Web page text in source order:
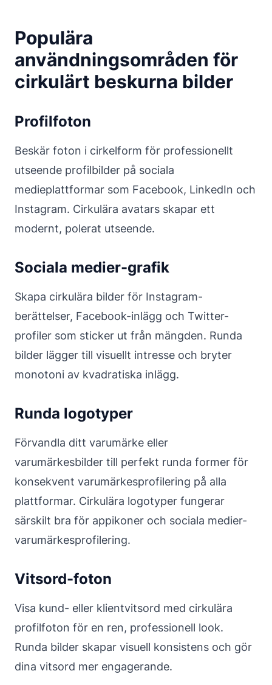
Populära
användningsområden för
cirkulärt beskurna bilder
Profilfoton
Beskär foton i cirkelform för professionellt
utseende profilbilder på sociala
medieplattformar som Facebook, LinkedIn och
Instagram. Cirkulära avatars skapar ett
modernt, polerat utseende.
Sociala medier-grafik
Skapa cirkulära bilder för Instagram-
berättelser, Facebook-inlägg och Twitter-
profiler som sticker ut från mängden. Runda
bilder lägger till visuellt intresse och bryter
monotoni av kvadratiska inlägg.
Runda logotyper
Förvandla ditt varumärke eller
varumärkesbilder till perfekt runda former för
konsekvent varumärkesprofilering på alla
plattformar. Cirkulära logotyper fungerar
särskilt bra för appikoner och sociala medier-
varumärkesprofilering.
Vitsord-foton
Visa kund- eller klientvitsord med cirkulära
profilfoton för en ren, professionell look.
Runda bilder skapar visuell konsistens och gör
dina vitsord mer engagerande.